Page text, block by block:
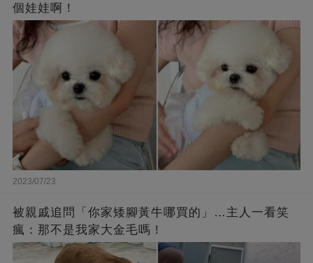
個娃娃啊！
2023/07/23
被親戚追問「你家矮腳黃牛哪買的」…主人一看笑
瘋：那不是我家大金毛嗎！